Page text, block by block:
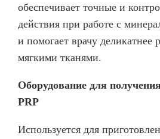
обеспечивает точные и
действия при работе с
и помогает врачу деликатнее
мягкими тканями.
Оборудование для
PRP
Используется для